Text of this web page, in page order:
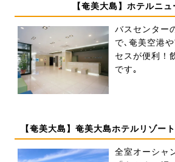
【奄美大島】ホテルニ
バスセンター
で､奄美空港
セスが便利！
です｡
【奄美大島】奄美大島ホテルリゾー
全室オーシャ